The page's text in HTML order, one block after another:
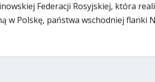
Federacji Rosyjskiej, która
w Polskę, państwa wschodniej flanki